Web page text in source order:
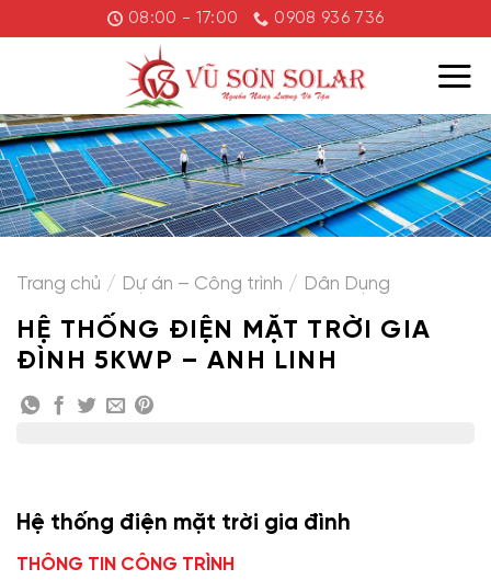
đến
08:00 - 17:00 0908 936 736
Trang chủ / Dự án – Công trình / Dân Dụng
HỆ THỐNG ĐIỆN MẶT TRỜI GIA
ĐÌNH 5KWP – ANH LINH
Hệ thống điện mặt trời gia đình
THÔNG TIN CÔNG TRÌNH